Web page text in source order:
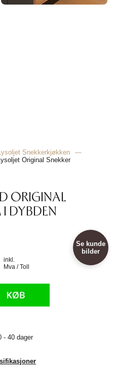
Snekkerkjøkken
—
Original Snekker
ORIGINAL
DYBDEN
inkl.
Mva / Toll
Se kunde
bilder
- 40 dager